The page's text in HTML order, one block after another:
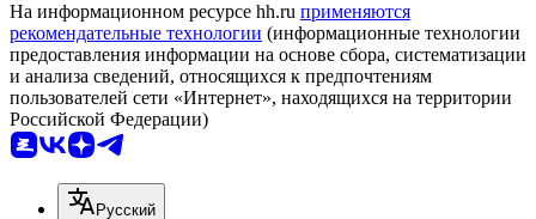
На информационном ресурсе hh.ru применяются
рекомендательные технологии (информационные технологии
предоставления информации на основе сбора, систематизации
и анализа сведений, относящихся к предпочтениям
пользователей сети «Интернет», находящихся на территории
Российской Федерации)
Русский